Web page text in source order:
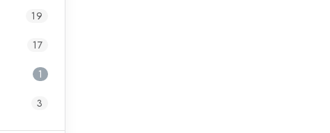
19
17
1
3